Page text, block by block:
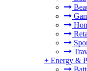
+ Energy &